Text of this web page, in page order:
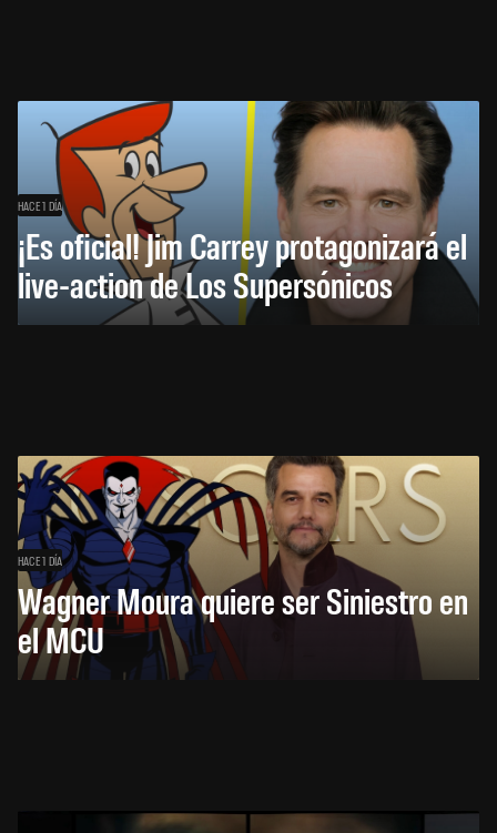
HACE 1 DÍA
¡Es oficial! Jim Carrey protagonizará el
live-action de Los Supersónicos
HACE 1 DÍA
Wagner Moura quiere ser Siniestro en
el MCU